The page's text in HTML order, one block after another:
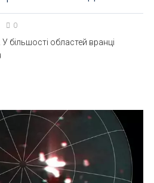
0
більшості областей вранці